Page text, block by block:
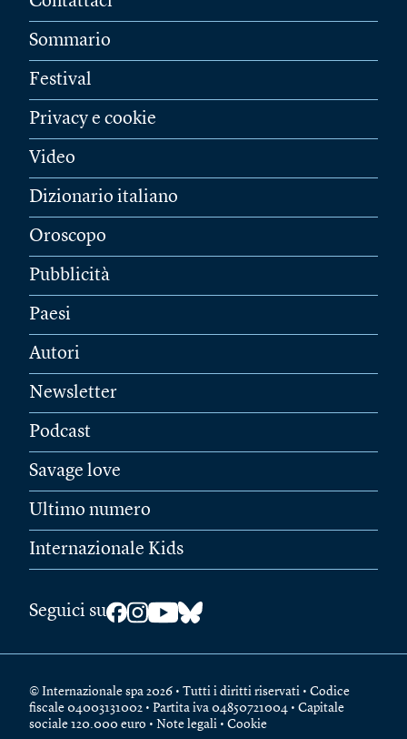
Sommario
Festival
Privacy e cookie
Video
Dizionario italiano
Oroscopo
Pubblicità
Paesi
Autori
Newsletter
Podcast
Savage love
Ultimo numero
Internazionale Kids
Seguici su
© Internazionale spa 2026 • Tutti i diritti riservati • Codice
fiscale 04003131002 • Partita iva 04850721004 • Capitale
sociale 120.000 euro • Note legali • Cookie